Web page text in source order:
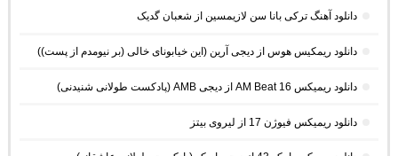
دانلود آهنگ ترکی بانا سن لازیمسین از شعبان گدیک
دانلود ریمکیس هوس از دیجی آرین (این خیابونای خالی (بر نیومدم از پست))
دانلود ریمیکس AM Beat 16 از دیجی AMB (پادکست طولانی شنیدنی)
دانلود ریمیکس فیوژن 17 از لیروی بیتز